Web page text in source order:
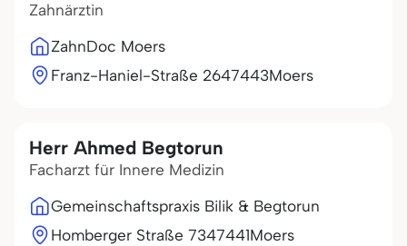
Zahnärztin
ZahnDoc Moers
Franz-Haniel-Straße 2647443Moers
Herr Ahmed Begtorun
Facharzt für Innere Medizin
Gemeinschaftspraxis Bilik & Begtorun
Homberger Straße 7347441Moers